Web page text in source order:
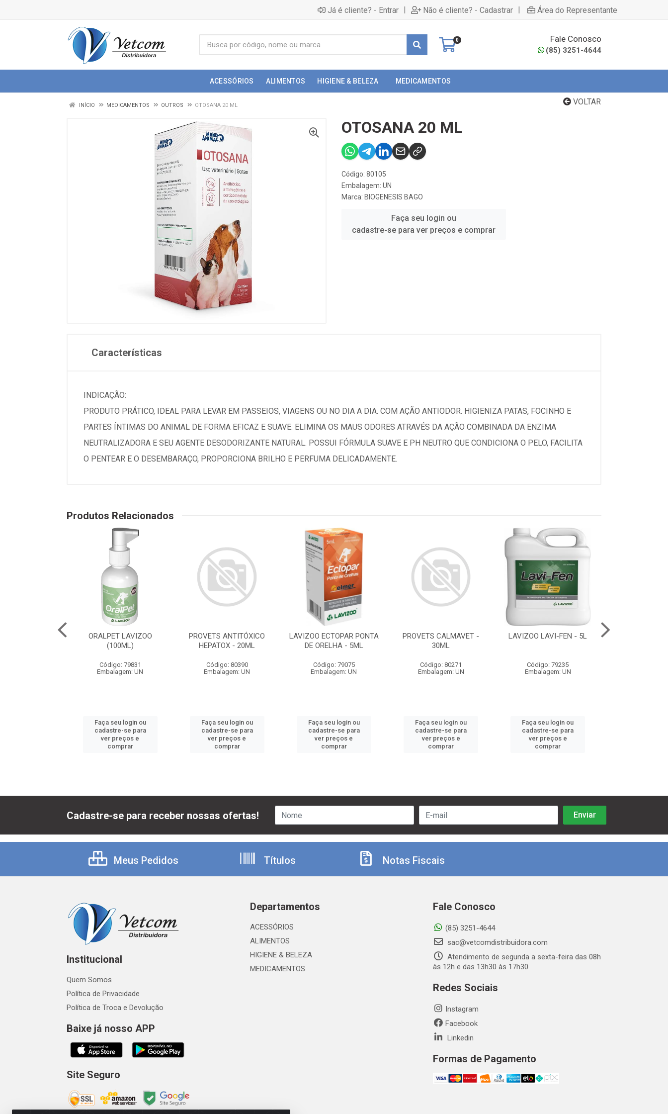
Já é cliente? - Entrar | Não é cliente? - Cadastrar | Área do Representante
0 Fale Conosco
(85) 3251-4644
ACESSÓRIOS ALIMENTOS HIGIENE & BELEZA MEDICAMENTOS
VOLTAR
INÍCIO MEDICAMENTOS OUTROS OTOSANA 20 ML
OTOSANA 20 ML
Código: 80105
Embalagem: UN
Marca: BIOGENESIS BAGO
Faça seu login ou
cadastre-se para ver preços e comprar
Características
INDICAÇÃO:
PRODUTO PRÁTICO, IDEAL PARA LEVAR EM PASSEIOS, VIAGENS OU NO DIA A DIA. COM AÇÃO ANTIODOR. HIGIENIZA PATAS, FOCINHO E
PARTES ÍNTIMAS DO ANIMAL DE FORMA EFICAZ E SUAVE. ELIMINA OS MAUS ODORES ATRAVÉS DA AÇÃO COMBINADA DA ENZIMA
NEUTRALIZADORA E SEU AGENTE DESODORIZANTE NATURAL. POSSUI FÓRMULA SUAVE E PH NEUTRO QUE CONDICIONA O PELO, FACILITA
O PENTEAR E O DESEMBARAÇO, PROPORCIONA BRILHO E PERFUMA DELICADAMENTE.
Produtos Relacionados
ORALPET LAVIZOO
(100ML)
Código: 79831
Embalagem: UN
Faça seu login ou
cadastre-se para
ver preços e
comprar
PROVETS ANTITÓXICO
HEPATOX - 20ML
Código: 80390
Embalagem: UN
Faça seu login ou
cadastre-se para
ver preços e
comprar
LAVIZOO ECTOPAR PONTA
DE ORELHA - 5ML
Código: 79075
Embalagem: UN
Faça seu login ou
cadastre-se para
ver preços e
comprar
PROVETS CALMAVET -
30ML
Código: 80271
Embalagem: UN
Faça seu login ou
cadastre-se para
ver preços e
comprar
LAVIZOO LAVI-FEN - 5L
Código: 79235
Embalagem: UN
Faça seu login ou
cadastre-se para
ver preços e
comprar
Cadastre-se para receber nossas ofertas!
Meus Pedidos Títulos Notas Fiscais
Institucional
Quem Somos
Política de Privacidade
Política de Troca e Devolução
Baixe já nosso APP
Site Seguro
Departamentos
ACESSÓRIOS
ALIMENTOS
HIGIENE & BELEZA
MEDICAMENTOS
Fale Conosco
(85) 3251-4644
sac@vetcomdistribuidora.com
Atendimento de segunda a sexta-feira das 08h
às 12h e das 13h30 às 17h30
Redes Sociais
Instagram
Facebook
Linkedin
Formas de Pagamento